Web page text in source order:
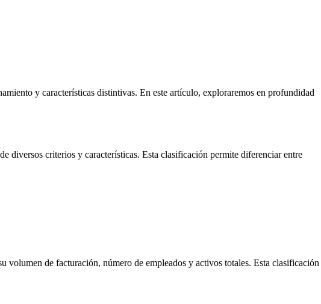
y características distintivas. En este artículo, exploraremos en profundidad
diversos criterios y características. Esta clasificación permite diferenciar entre
volumen de facturación, número de empleados y activos totales. Esta clasificación